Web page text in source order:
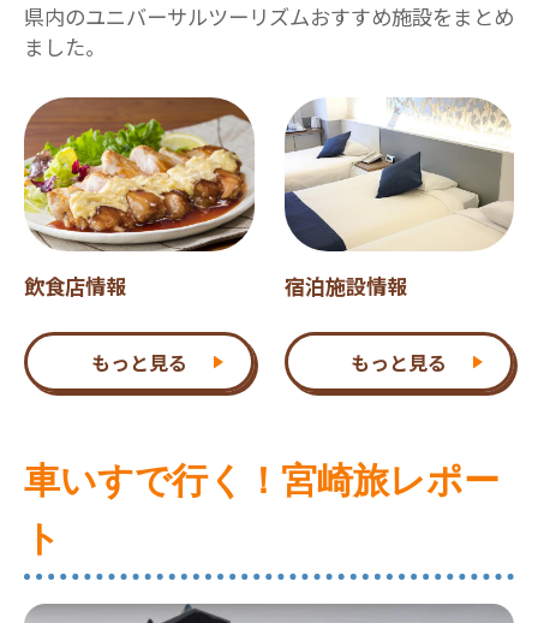
県内のユニバーサルツーリズムおすすめ施設をまとめ
ました。
飲食店情報
もっと見る
宿泊施設情報
もっと見る
車いすで行く！宮崎旅レポー
ト